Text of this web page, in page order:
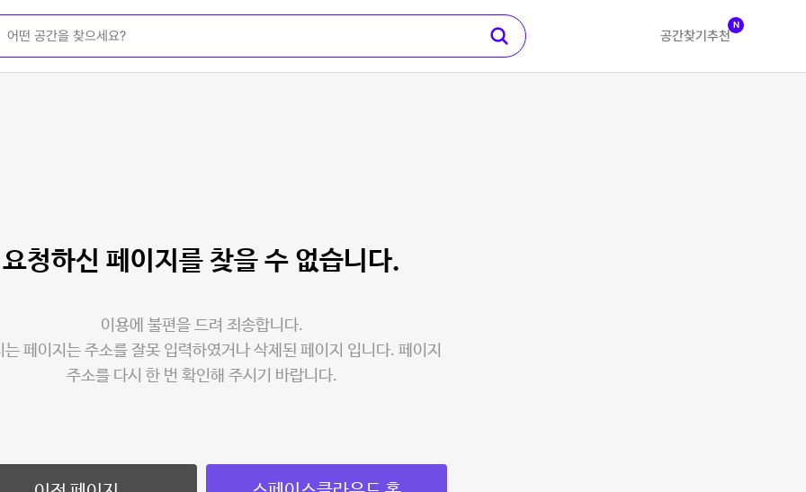
공간찾기 추천
N
요청하신 페이지를 찾을 수 없습니다.
이용에 불편을 드려 죄송합니다.
는 페이지는 주소를 잘못 입력하였거나 삭제된 페이지 입니다. 페이지
주소를 다시 한 번 확인해 주시기 바랍니다.